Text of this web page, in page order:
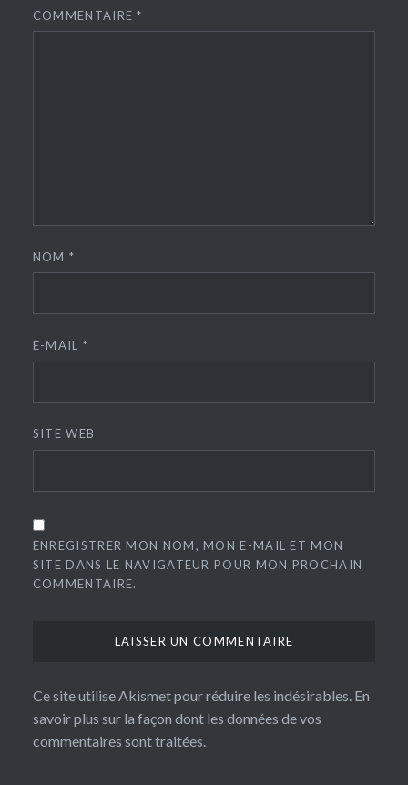
COMMENTAIRE*
NOM*
E-MAIL *
SITE WEB
ENREGISTRER MON NOM, MON E-MAIL ET MON
SITE DANS LE NAVIGATEUR POUR MON PROCHAIN
COMMENTAIRE.
Ce site utilise Akismet pour réduire les indésirables. En
savoir plus sur la façon dont les données de vos
commentaires sont traitées.